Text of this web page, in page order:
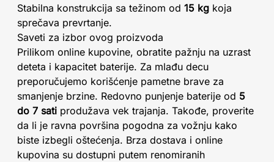
Stabilna konstrukcija sa težinom od 15 kg koja
sprečava prevrtanje.
Saveti za izbor ovog proizvoda
Prilikom online kupovine, obratite pažnju na uzrast
deteta i kapacitet baterije. Za mlađu decu
preporučujemo korišćenje pametne brave za
smanjenje brzine. Redovno punjenje baterije od 5
do 7 sati produžava vek trajanja. Takođe, proverite
da li je ravna površina pogodna za vožnju kako
biste izbegli oštećenja. Brza dostava i online
kupovina su dostupni putem renomiranih